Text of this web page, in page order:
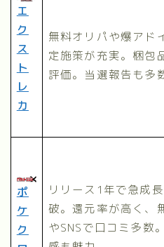
エ
ク
ス
ト
レ
カ
無料オリパや爆アド
定施策が充実。梱包
評価。当選報告も多
ポ
ケ
ク
リリース1年で急成
破。還元率が高く、
やSNSで口コミ多数